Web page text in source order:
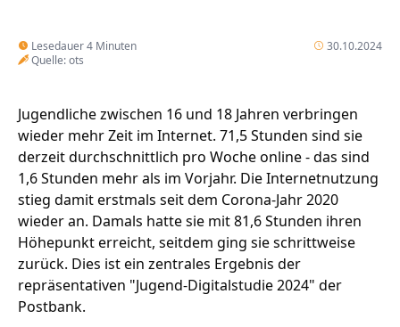
Amphibienschutz
Service
Podcast
Newsletter
Zeit fürs Oberland
Lesedauer 4 Minuten
Quelle: ots
30.10.2024
Jugendliche zwischen 16 und 18 Jahren verbringen
wieder mehr Zeit im Internet. 71,5 Stunden sind sie
derzeit durchschnittlich pro Woche online - das sind
1,6 Stunden mehr als im Vorjahr. Die Internetnutzung
stieg damit erstmals seit dem Corona-Jahr 2020
wieder an. Damals hatte sie mit 81,6 Stunden ihren
Höhepunkt erreicht, seitdem ging sie schrittweise
zurück. Dies ist ein zentrales Ergebnis der
repräsentativen "Jugend-Digitalstudie 2024" der
Postbank.